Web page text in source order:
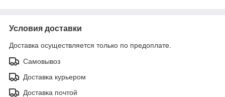
Условия доставки
Доставка осуществляется только по предоплате.
Самовывоз
Доставка курьером
Доставка почтой